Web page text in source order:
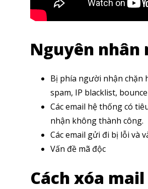
Nguyên nhân
Bị phía người nhận chặn
spam, IP blacklist, bounce
Các email hệ thống có
nhận không thành công.
Các email gửi đi bị lỗi và
Vấn đề mã độc
Cách xóa